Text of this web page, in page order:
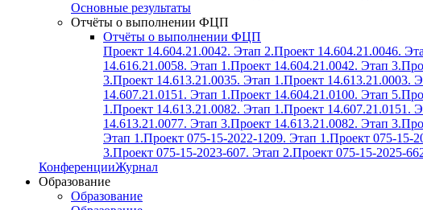
Основные результаты
Отчёты о выполнении ФЦП
Отчёты о выполнении ФЦП
Проект 14.604.21.0042. Этап 2.Проект 14.604.21.0046.
14.616.21.0058. Этап 1.Проект 14.604.21.0042. Этап 3.
3.Проект 14.613.21.0035. Этап 1.Проект 14.613.21.0003.
14.607.21.0151. Этап 1.Проект 14.604.21.0100. Этап 5.
1.Проект 14.613.21.0082. Этап 1.Проект 14.607.21.0151.
14.613.21.0077. Этап 3.Проект 14.613.21.0082. Этап 3.
Этап 1.Проект 075-15-2022-1209. Этап 1.Проект 075-15-
3.Проект 075-15-2023-607. Этап 2.Проект 075-15-2025-
КонференцииЖурнал
Образование
Образование